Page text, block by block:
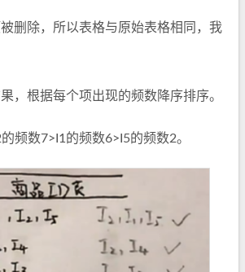
删除，所以表格与原始表格相同，我
，根据每个项出现的频数降序排序。
频数7>I1的频数6>I5的频数2。